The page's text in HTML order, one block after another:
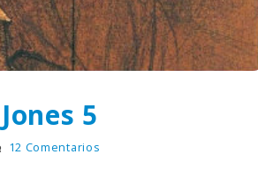
5
12 Comentarios
Gana el nuevo juego Yo
Fui a EGB ‘¿Verdad, reto o
consecuencia?’
respondiendo correctamente estas
15 diciembre, 2022
Prime Video estrena